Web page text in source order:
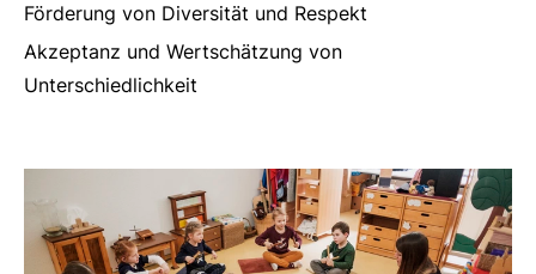
Förderung von Diversität und Respekt
Akzeptanz und Wertschätzung von
Unterschiedlichkeit